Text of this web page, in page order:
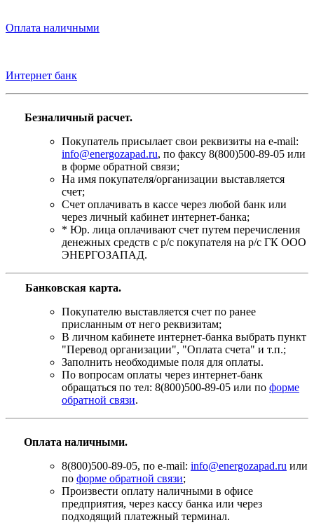
Оплата наличными
Интернет банк
Безналичный расчет.
Покупатель присылает свои реквизиты на e-mail:
info@energozapad.ru, по факсу 8(800)500-89-05 или
в форме обратной связи;
На имя покупателя/организации выставляется
счет;
Счет оплачивать в кассе через любой банк или
через личный кабинет интернет-банка;
* Юр. лица оплачивают счет путем перечисления
денежных средств с р/с покупателя на р/с ГК ООО
ЭНЕРГОЗАПАД.
Банковская карта.
Покупателю выставляется счет по ранее
присланным от него реквизитам;
В личном кабинете интернет-банка выбрать пункт
"Перевод организации", "Оплата счета" и т.п.;
Заполнить необходимые поля для оплаты.
По вопросам оплаты через интернет-банк
обращаться по тел: 8(800)500-89-05 или по форме
обратной связи.
Оплата наличными.
8(800)500-89-05, по e-mail: info@energozapad.ru или
по форме обратной связи;
Произвести оплату наличными в офисе
предприятия, через кассу банка или через
подходящий платежный терминал.